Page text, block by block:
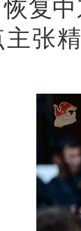
复
主张